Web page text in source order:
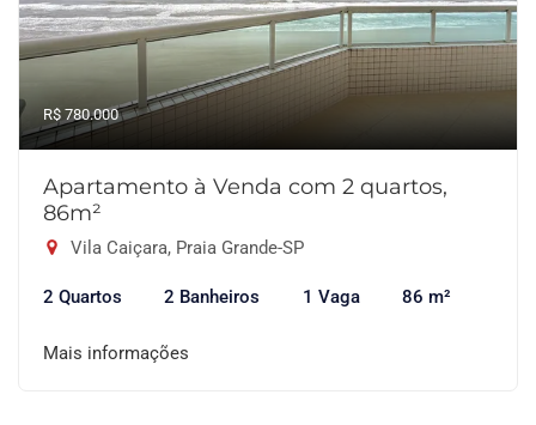
R$ 780.000
Apartamento à Venda com 2 quartos,
86m²
Vila Caiçara, Praia Grande-SP
2 Quartos 2 Banheiros 1 Vaga 86 m²
Mais informações